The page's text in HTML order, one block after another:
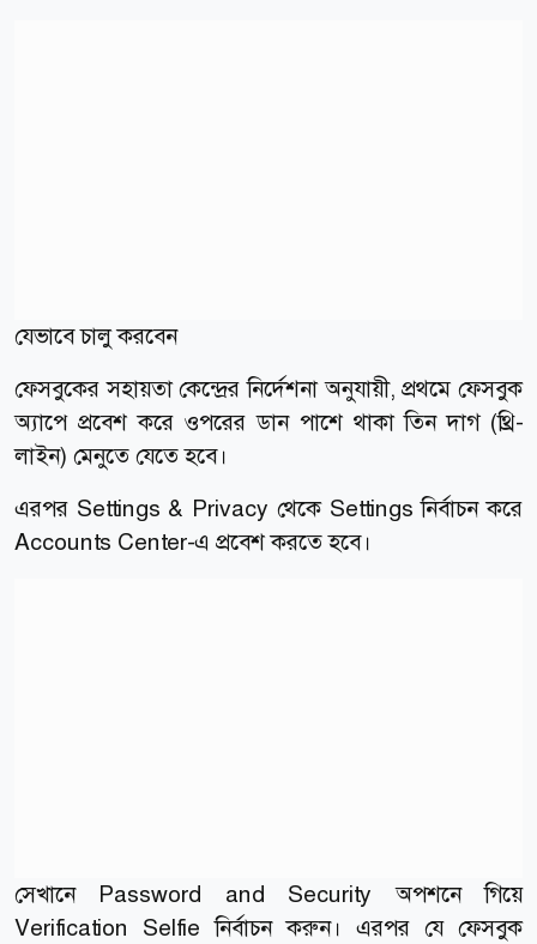
যেভাবে চালু করবেন
ফেসবুকের সহায়তা কেন্দ্রের নির্দেশনা অনুযায়ী, প্রথমে ফেসবুক
অ্যাপে প্রবেশ করে ওপরের ডান পাশে থাকা তিন দাগ (থ্রি-
লাইন) মেনুতে যেতে হবে।
এরপর Settings & Privacy থেকে Settings নির্বাচন করে
Accounts Center-এ প্রবেশ করতে হবে।
সেখানে Password and Security অপশনে গিয়ে
Verification Selfie নির্বাচন করুন। এরপর যে ফেসবুক